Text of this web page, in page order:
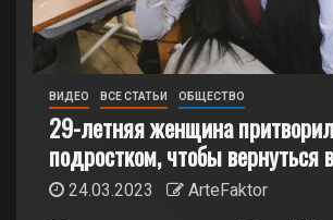
ВИДЕО ВСЕ СТАТЬИ ОБЩЕСТВО
29-летняя женщина
подростком, чтобы вернуться
24.03.2023
ArteFaktor